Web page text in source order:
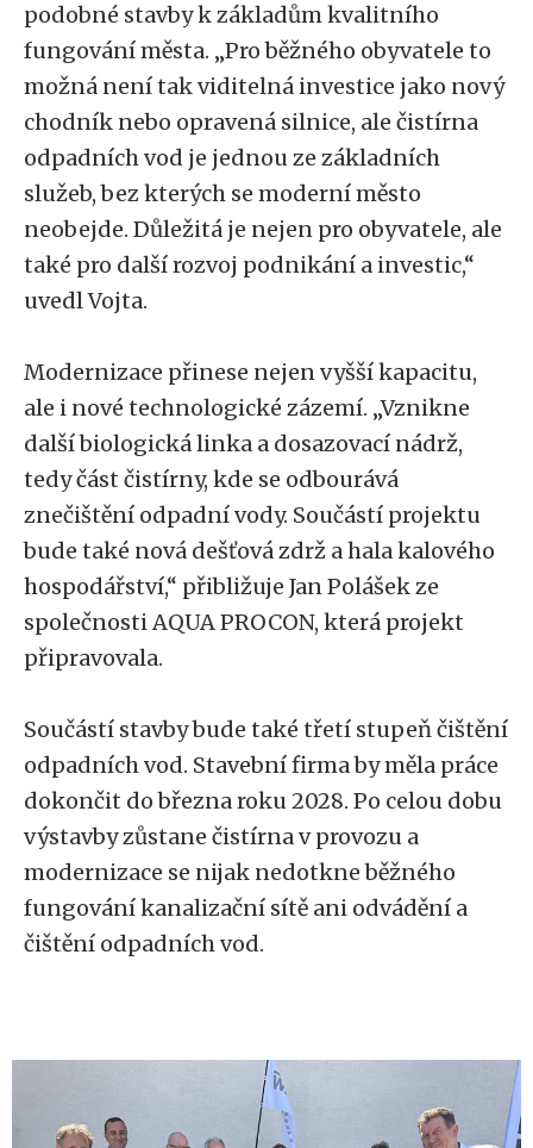
podobné stavby k základům kvalitního
fungování města. „Pro běžného obyvatele to
možná není tak viditelná investice jako nový
chodník nebo opravená silnice, ale čistírna
odpadních vod je jednou ze základních
služeb, bez kterých se moderní město
neobejde. Důležitá je nejen pro obyvatele, ale
také pro další rozvoj podnikání a investic,“
uvedl Vojta.
Modernizace přinese nejen vyšší kapacitu,
ale i nové technologické zázemí. „Vznikne
další biologická linka a dosazovací nádrž,
tedy část čistírny, kde se odbourává
znečištění odpadní vody. Součástí projektu
bude také nová dešťová zdrž a hala kalového
hospodářství,“ přibližuje Jan Polášek ze
společnosti AQUA PROCON, která projekt
připravovala.
Součástí stavby bude také třetí stupeň čištění
odpadních vod. Stavební firma by měla práce
dokončit do března roku 2028. Po celou dobu
výstavby zůstane čistírna v provozu a
modernizace se nijak nedotkne běžného
fungování kanalizační sítě ani odvádění a
čištění odpadních vod.